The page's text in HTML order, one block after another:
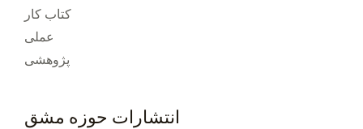
کتاب کار
عملی
پژوهشی
انتشارات حوزه مشق